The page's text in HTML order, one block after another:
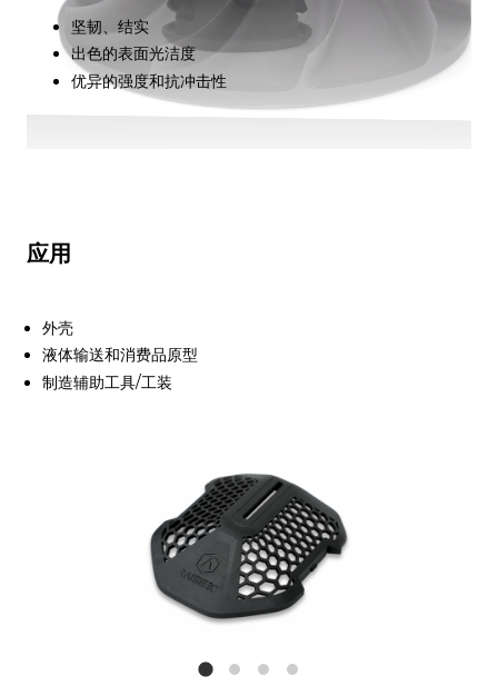
坚韧、结实
出色的表面光洁度
优异的强度和抗冲击性
应用
外壳
液体输送和消费品原型
制造辅助工具/工装